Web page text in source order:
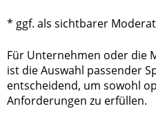
* ggf. als sichtbarer
Für Unternehmen oder die
ist die Auswahl passender
entscheidend, um sowohl
Anforderungen zu erfüllen.